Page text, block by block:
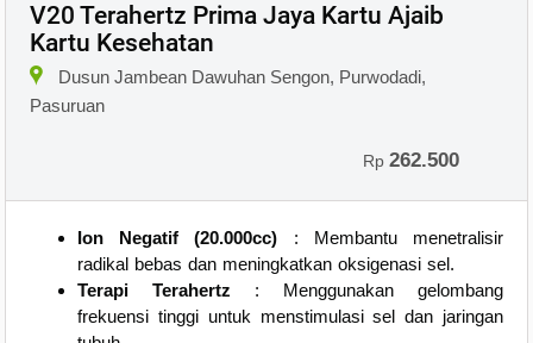
V20 Terahertz Prima Jaya Kartu Ajaib
Kartu Kesehatan
Dusun Jambean Dawuhan Sengon, Purwodadi,
Pasuruan
Rp262.500
Ion Negatif (20.000cc) : Membantu menetralisir
radikal bebas dan meningkatkan oksigenasi sel.
Terapi Terahertz : Menggunakan gelombang
frekuensi tinggi untuk menstimulasi sel dan jaringan